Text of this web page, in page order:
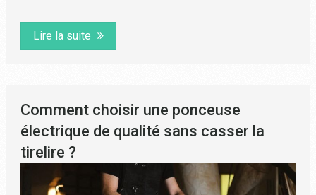
Lire la suite
Comment choisir une ponceuse
électrique de qualité sans casser la
tirelire ?